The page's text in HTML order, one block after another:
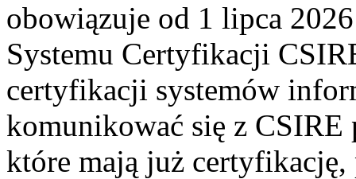
obowiązuje od 1 lipca
Systemu Certyfikacji
certyfikacji systemów
komunikować się z
które mają już